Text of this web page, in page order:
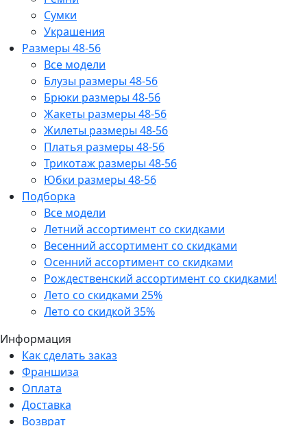
Сумки
Украшения
Размеры 48-56
Все модели
Блузы размеры 48-56
Брюки размеры 48-56
Жакеты размеры 48-56
Жилеты размеры 48-56
Платья размеры 48-56
Трикотаж размеры 48-56
Юбки размеры 48-56
Подборка
Все модели
Летний ассортимент со скидками
Весенний ассортимент со скидками
Осенний ассортимент со скидками
Рождественский ассортимент со скидками!
Лето со скидками 25%
Лето со скидкой 35%
Информация
Как сделать заказ
Франшиза
Оплата
Доставка
Возврат